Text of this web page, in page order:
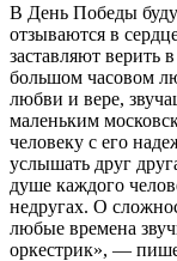
В День Победы
отзываются в
заставляют верить
большом часовом
любви и вере,
маленьким
человеку с его
услышать друг
душе каждого
недругах. О
любые времена
оркестрик», —